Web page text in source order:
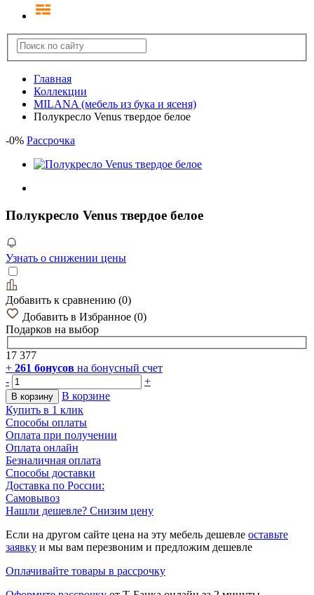
Главная
Коллекции
MILANA (мебель из бука и ясеня)
Полукресло Venus твердое белое
-0% Рассрочка
Полукресло Venus твердое белое
Узнать о снижении цены
Добавить к сравнению (0)
Добавить в Избранное (0)
Подарков на выбор
17 377
+ 261 бонусов на бонусный счет
-
+
В корзину
В корзине
Купить в 1 клик
Способы оплаты
Оплата при получении
Оплата онлайн
Безналичная оплата
Способы доставки
Доставка по России:
Самовывоз
Нашли дешевле? Снизим цену
Если на другом сайте цена на эту мебель дешевле оставьте
заявку и мы вам перезвоним и предложим дешевле
Оплачивайте товары в рассрочку